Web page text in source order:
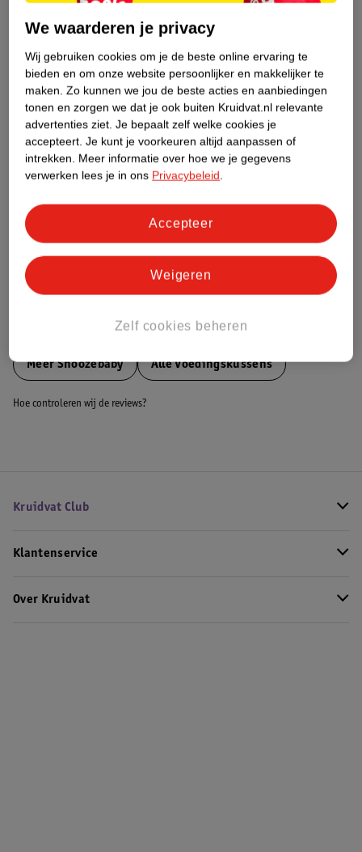
Productinformatie
Etiketinformatie
Nature Impact Score
Dit product heeft (nog) geen Nature
Impact Score.
Meer informatie
Bestel & Bezorginformatie
MeerSnoozebaby Alle Voedingskussens
Hoe controleren wij de reviews?
Kruidvat Club
Klantenservice
Over Kruidvat
We waarderen je privacy
Wij gebruiken cookies om je de beste online ervaring te
bieden en om onze website persoonlijker en makkelijker te
maken. Zo kunnen we jou de beste acties en aanbiedingen
tonen en zorgen we dat je ook buiten Kruidvat.nl relevante
advertenties ziet. Je bepaalt zelf welke cookies je
accepteert. Je kunt je voorkeuren altijd aanpassen of
intrekken. Meer informatie over hoe we je gegevens
verwerken lees je in ons Privacybeleid.
Zelf cookies beheren
Weigeren
Accepteer